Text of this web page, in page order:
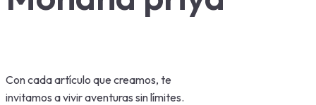
Con cada artículo que creamos, te
invitamos a vivir aventuras sin límites.